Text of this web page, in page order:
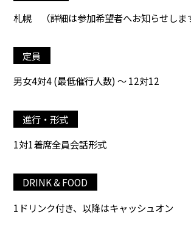
札幌
（詳細は参加希望者へお知らせしま
定員
男女4対4 (最低催行人数) ～ 12対12
進行・形式
1対1着席全員会話形式
DRINK & FOOD
1ドリンク付き、以降はキャッシュオン